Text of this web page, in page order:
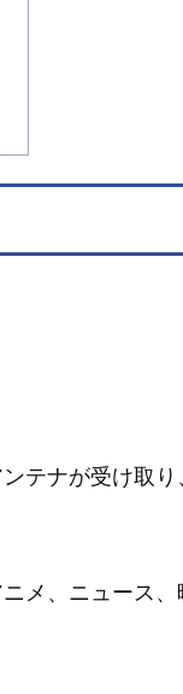
テナが受け取り
メ、ニュース、